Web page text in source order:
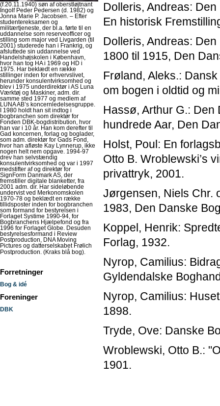
(f.20.11.1940) søn af oberstløjtnant
Ingolf Peder Pedersen (d. 1982) og
Jonna Marie P. Jacobsen. – Efter
studentereksamen og
militærtjeneste, der bl.a. førte til en
uddannelse som reserveofficer og
stilling som major ved Livgarden (til
2001) studerede han i Frankrig, og
afsluttede sin uddannelse ved
Handelshøjskolen i København,
hvor han tog HA i 1969 og HD i
1975. Har beklædt en række
stillinger inden for erhvervslivet,
herunder konsulentvirksomhed og
blev i 1975 underdirektør i AS Luna
Værktøj og Maskiner, adm. dir.
samme sted 1977 og medlem af
LUNA AB’s koncernledelsesgruppe.
I 1980 holdt han sit indtog i
bogbranchen som direktør for
Fonden DBK-bogdistribution, hvor
han var i 10 år. Han kom derefter til
Gad koncernen, forlag og boglader,
som adm. direktør for Gads Fond,
hvor han afløste Kay Lynnerup, ikke
nogen helt nem opgave. 1994-97
drev han selvstændig
konsulentvirksomhed og var i 1997
medstifter af og direktør for
SignForm Danmark AS, der
fremstiller digitale blanketter, fra
2001 adm. dir. Har sideløbende
undervist ved Merkonomskolen
1970-78 og beklædt en række
tillidsposter inden for bogbranchen
som formand for bestyrelsen i
Forlaget Systime 1990-94, for
Bogbranchens Hjælpefond og fra
1996 for Forlaget Globe. Desuden
bestyrelsesformand i Review
Postproduction, DNA Moving
Pictures og datterselskabet Frølich
Postproduction. (Kraks blå bog).
Forretninger
Bog & idé
Foreninger
DBK
Dolleris, Andreas:
En historisk
Dolleris, Andreas:
1800 til 1915, Den
Frøland, Aleks.:
om bogen i oldtid og
Hassø, Arthur G.:
hundrede Aar, Den
Holst, Poul: En
Otto B. Wroblewski’s
privattryk, 2001.
Jørgensen, Niels Chr.
1983, Den Danske
Koppel, Henrik:
Forlag, 1932.
Nyrop, Camilius:
Gyldendalske
Nyrop, Camilius:
1898.
Tryde, Ove: Danske
Wroblewski, Otto B.:
1901.